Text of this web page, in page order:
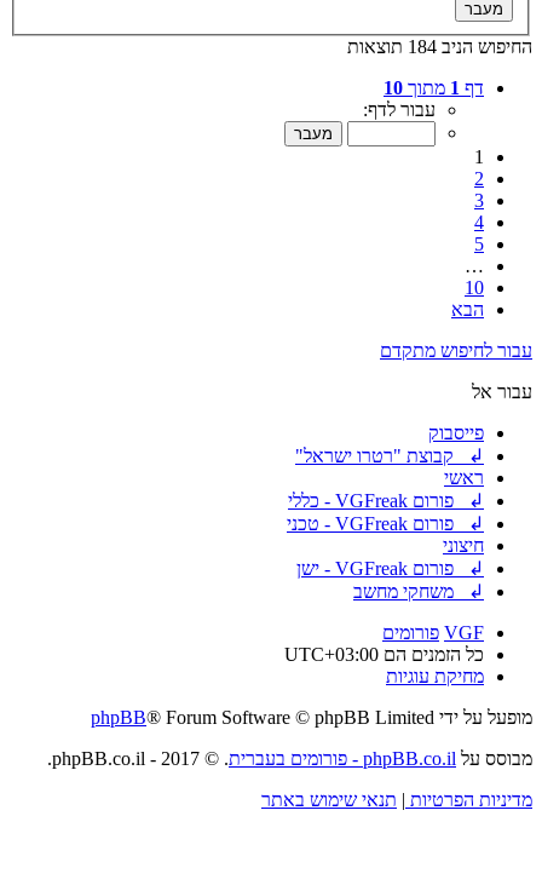
החיפוש הניב 184 תוצאות
דף 1 מתוך 10
עבור לדף:
1
2
3
4
5
…
10
הבא
עבור לחיפוש מתקדם
עבור אל
פייסבוק
↲ קבוצת "רטרו ישראל"
ראשי
↲ פורום VGFreak - כללי
↲ פורום VGFreak - טכני
חיצוני
↲ פורום VGFreak - ישן
↲ משחקי מחשב
VGF פורומים
כל הזמנים הם UTC+03:00
מחיקת עוגיות
מופעל על ידי
phpBB® Forum Software © phpBB Limited
מבוסס על phpBB.co.il - פורומים בעברית
. © 2017 - phpBB.co.il.
מדיניות הפרטיות | תנאי שימוש באתר